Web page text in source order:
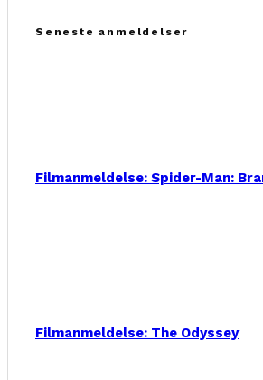
Seneste anmeldelser
Filmanmeldelse: Spider-Man:
Filmanmeldelse: The Odyssey